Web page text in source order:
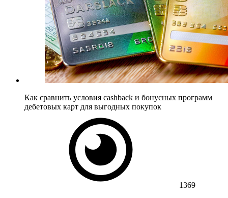
Как сравнить условия cashback и бонусных программ
дебетовых карт для выгодных покупок
1369